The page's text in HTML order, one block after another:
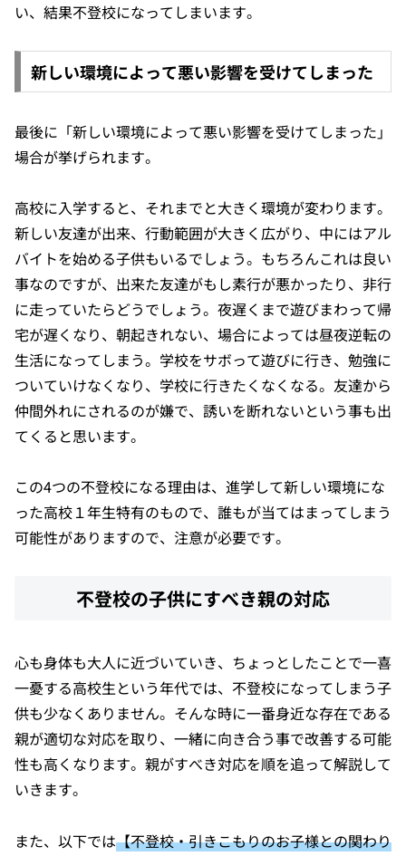
い、結果不登校になってしまいます。
新しい環境によって悪い影響を受けてしまった
最後に「新しい環境によって悪い影響を受けてしまった」
場合が挙げられます。
高校に入学すると、それまでと大きく環境が変わります。
新しい友達が出来、行動範囲が大きく広がり、中にはアル
バイトを始める子供もいるでしょう。もちろんこれは良い
事なのですが、出来た友達がもし素行が悪かったり、非行
に走っていたらどうでしょう。夜遅くまで遊びまわって帰
宅が遅くなり、朝起きれない、場合によっては昼夜逆転の
生活になってしまう。学校をサボって遊びに行き、勉強に
ついていけなくなり、学校に行きたくなくなる。友達から
仲間外れにされるのが嫌で、誘いを断れないという事も出
てくると思います。
この4つの不登校になる理由は、進学して新しい環境にな
った高校１年生特有のもので、誰もが当てはまってしまう
可能性がありますので、注意が必要です。
不登校の子供にすべき親の対応
心も身体も大人に近づいていき、ちょっとしたことで一喜
一憂する高校生という年代では、不登校になってしまう子
供も少なくありません。そんな時に一番身近な存在である
親が適切な対応を取り、一緒に向き合う事で改善する可能
性も高くなります。親がすべき対応を順を追って解説して
いきます。
また、以下では【不登校・引きこもりのお子様との関わり